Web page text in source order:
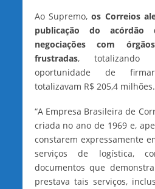
Ao Supremo,os Correios
publicação do acórdão
negociações com
frustradas, totalizando
oportunidade de
totalizavam R$ 205,4 milhões.
“A Empresa Brasileira de
criada no ano de 1969 e,
constarem expressamente
serviços de logística,
documentos que
prestava tais serviços,